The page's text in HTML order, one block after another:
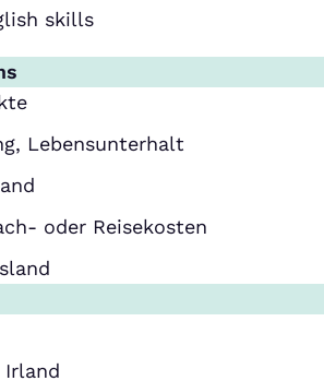
skills
Lebensunterhalt
oder Reisekosten